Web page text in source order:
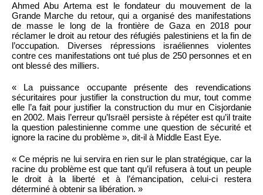
Ahmed Abu Artema est le fondateur du mouvement de la
Grande Marche du retour, qui a organisé des manifestations
de masse le long de la frontière de Gaza en 2018 pour
réclamer le droit au retour des réfugiés palestiniens et la fin de
l’occupation. Diverses répressions israéliennes violentes
contre ces manifestations ont tué plus de 250 personnes et en
ont blessé des milliers.
« La puissance occupante présente des revendications
sécuritaires pour justifier la construction du mur, tout comme
elle l’a fait pour justifier la construction du mur en Cisjordanie
en 2002. Mais l’erreur qu’Israël persiste à répéter est qu’il traite
la question palestinienne comme une question de sécurité et
ignore la racine du problème », dit-il à Middle East Eye.
« Ce mépris ne lui servira en rien sur le plan stratégique, car la
racine du problème est que tant qu’il refusera à tout un peuple
le droit à la liberté et à l’émancipation, celui-ci restera
déterminé à obtenir sa libération. »